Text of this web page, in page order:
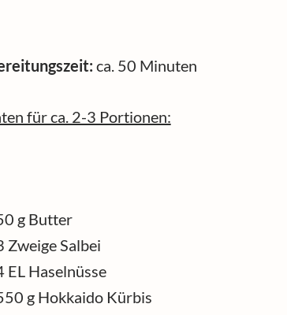
ca. 50 Minuten
für ca. 2-3 Portionen:
g Butter
Zweige Salbei
EL Haselnüsse
g Hokkaido Kürbis